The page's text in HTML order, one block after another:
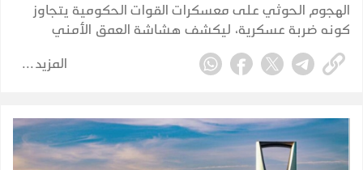
الهجوم الحوثي على معسكرات القوات الحكومية يتجاوز
كونه ضربة عسكرية، ليكشف هشاشة العمق الأمني
والاستخباري ويضع الحكومة أمام اختبار حقيقي لحماية
الممرات الحيوية واستعادة زمام المبادرة.
المزيد